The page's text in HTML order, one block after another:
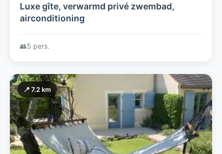
Luxe gîte, verwarmd privé zwembad,
airconditioning
👥5 pers.
📍 7.2 km